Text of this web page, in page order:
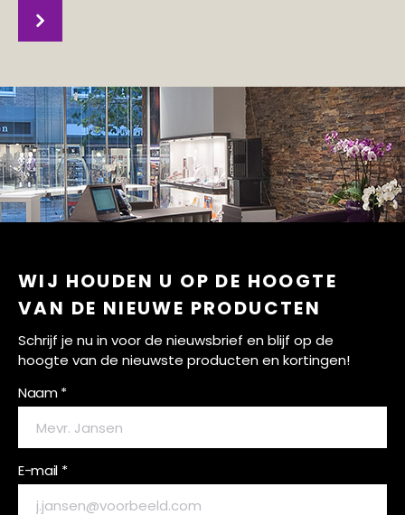
WIJ HOUDEN U OP DE HOOGTE
VAN DE NIEUWE PRODUCTEN
Schrijf je nu in voor de nieuwsbrief en blijf op de
hoogte van de nieuwste producten en kortingen!
Naam *
E-mail *